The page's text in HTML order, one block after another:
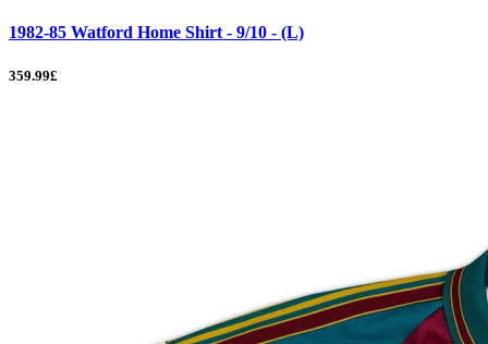
1982-85 Watford Home Shirt - 9/10 - (L)
359.99£